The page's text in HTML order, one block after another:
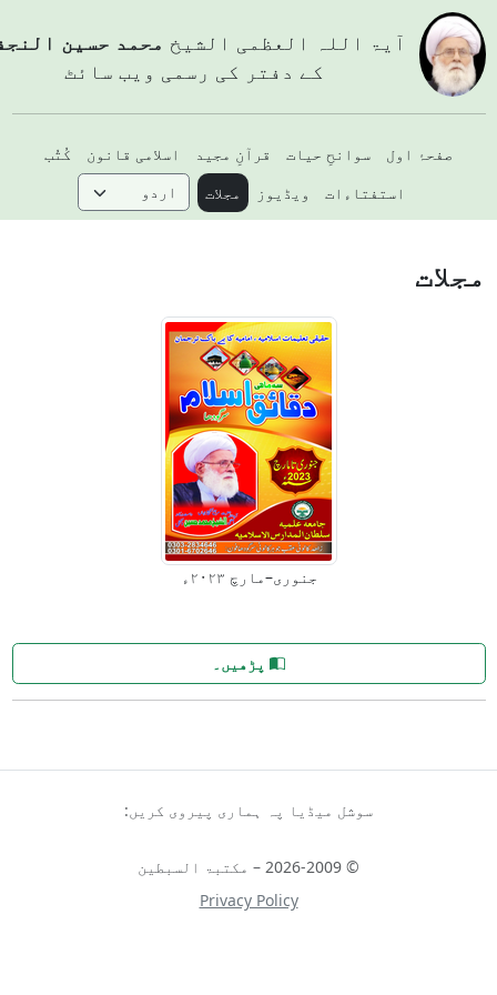
آيۃ اللہ العظمی الشيخمحمد حسین
کے دفتر کی رسمی ویب سائٹ
صفحۂ اول سوانحِ حیات قرآنِ مجید اسلامی قانون
کُتُب
استفتاءات
ویڈیوز مجلات
جنوری–مارچ ۲۰۲٣ء
پڑھیں۔
سوشل میڈیا پہ ہماری پیروی کریں:
Privacy Policy